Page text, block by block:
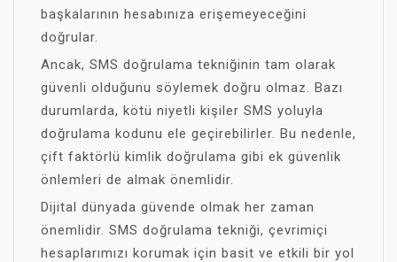
başkalarının hesabınıza erişemeyeceğini
doğrular.
Ancak, SMS doğrulama tekniğinin tam olarak
güvenli olduğunu söylemek doğru olmaz. Bazı
durumlarda, kötü niyetli kişiler SMS yoluyla
doğrulama kodunu ele geçirebilirler. Bu nedenle,
çift faktörlü kimlik doğrulama gibi ek güvenlik
önlemleri de almak önemlidir.
Dijital dünyada güvende olmak her zaman
önemlidir. SMS doğrulama tekniği, çevrimiçi
hesaplarımızı korumak için basit ve etkili bir yol